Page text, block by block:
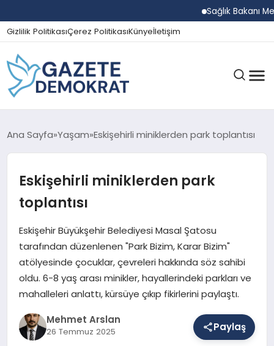
Sağlık Bakanı
Gizlilik PolitikasıÇerez PolitikasıKünyeİletişim
GÜNDEM
EKONOMI
MAGAZIN
SAĞLIK
Ana Sayfa Yaşam Eskişehirli miniklerden park toplantısı
Eskişehirli miniklerden park
toplantısı
Eskişehir Büyükşehir Belediyesi Masal Şatosu
tarafından düzenlenen "Park Bizim, Karar Bizim"
atölyesinde çocuklar, çevreleri hakkında söz sahibi
oldu. 6-8 yaş arası minikler, hayallerindeki parkları ve
mahalleleri anlattı, kürsüye çıkıp fikirlerini paylaştı.
Mehmet Arslan
26 Temmuz 2025 Paylaş